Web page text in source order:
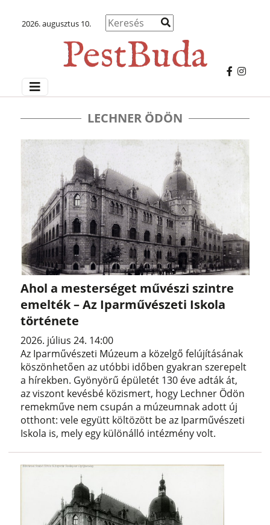
2026. augusztus 10.
LECHNER ÖDÖN
Ahol a mesterséget művészi szintre
emelték – Az Iparművészeti Iskola
története
2026. július 24. 14:00
Az Iparművészeti Múzeum a közelgő felújításának
köszönhetően az utóbbi időben gyakran szerepelt
a hírekben. Gyönyörű épületét 130 éve adták át,
az viszont kevésbé közismert, hogy Lechner Ödön
remekműve nem csupán a múzeumnak adott új
otthont: vele együtt költözött be az Iparművészeti
Iskola is, mely egy különálló intézmény volt.